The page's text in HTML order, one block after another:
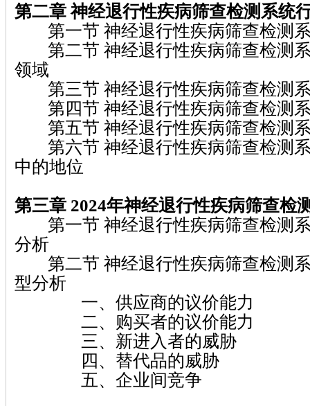
第二章 神经退行性疾病筛查检测系统
第一节 神经退行性疾病筛查检测
第二节 神经退行性疾病筛查检测
领域
第三节 神经退行性疾病筛查检测
第四节 神经退行性疾病筛查检测
第五节 神经退行性疾病筛查检测
第六节 神经退行性疾病筛查检测
中的地位
第三章 2024年神经退行性疾病筛查检
第一节 神经退行性疾病筛查检测
分析
第二节 神经退行性疾病筛查检测
型分析
一、供应商的议价能力
二、购买者的议价能力
三、新进入者的威胁
四、替代品的威胁
五、企业间竞争